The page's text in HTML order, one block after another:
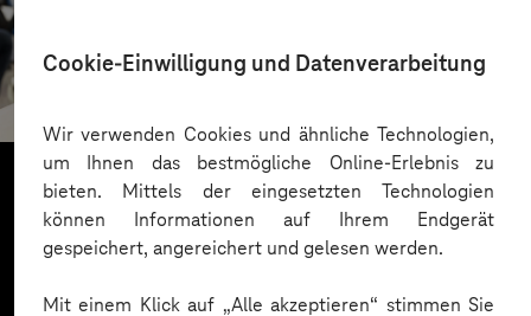
Cookie-Einwilligung und Datenverarbeitung
Wir verwenden Cookies und ähnliche Technologien,
um Ihnen das bestmögliche Online-Erlebnis zu
bieten. Mittels der eingesetzten Technologien
können Informationen auf Ihrem Endgerät
gespeichert, angereichert und gelesen werden.
Mit einem Klick auf „Alle akzeptieren“ stimmen Sie
St.-Benedikt-Schule Düsseldorf
Mehr laden